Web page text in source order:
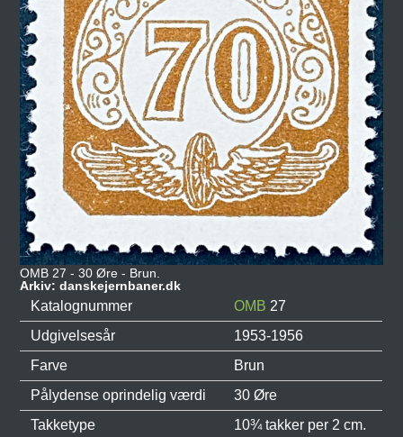
OMB 27 - 30 Øre - Brun.
Arkiv: danskejernbaner.dk
Katalognummer OMB 27
Udgivelsesår
1953-1956
Farve
Brun
Pålydense oprindelig værdi
30 Øre
Takketype
10¾ takker per 2 cm.